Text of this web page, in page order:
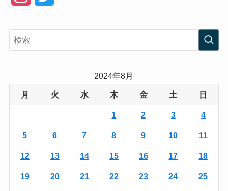
e
2024年8月
月 火 水 木 金 土 日
1 2 3 4
5 6 7 8 9 10 11
12 13 14 15 16 17 18
19 20 21 22 23 24 25